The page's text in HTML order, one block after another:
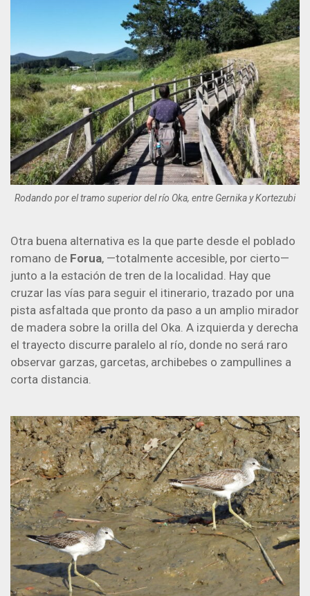
Rodando por el tramo superior del río Oka, entre Gernika y Kortezubi
Otra buena alternativa es la que parte desde el poblado
romano de Forua, —totalmente accesible, por cierto—
junto a la estación de tren de la localidad. Hay que
cruzar las vías para seguir el itinerario, trazado por una
pista asfaltada que pronto da paso a un amplio mirador
de madera sobre la orilla del Oka. A izquierda y derecha
el trayecto discurre paralelo al río, donde no será raro
observar garzas, garcetas, archibebes o zampullines a
corta distancia.